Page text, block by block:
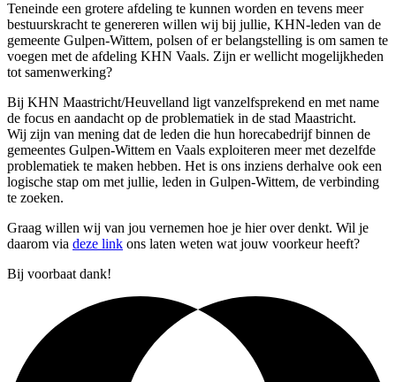
Teneinde een grotere afdeling te kunnen worden en tevens meer
bestuurskracht te genereren willen wij bij jullie, KHN-leden van de
gemeente Gulpen-Wittem, polsen of er belangstelling is om samen te
voegen met de afdeling KHN Vaals. Zijn er wellicht mogelijkheden
tot samenwerking?
Bij KHN Maastricht/Heuvelland ligt vanzelfsprekend en met name
de focus en aandacht op de problematiek in de stad Maastricht.
Wij zijn van mening dat de leden die hun horecabedrijf binnen de
gemeentes Gulpen-Wittem en Vaals exploiteren meer met dezelfde
problematiek te maken hebben. Het is ons inziens derhalve ook een
logische stap om met jullie, leden in Gulpen-Wittem, de verbinding
te zoeken.
Graag willen wij van jou vernemen hoe je hier over denkt. Wil je
daarom via deze link ons laten weten wat jouw voorkeur heeft?
Bij voorbaat dank!